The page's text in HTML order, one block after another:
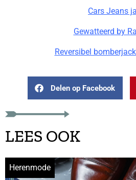
Cars Jeans
Gewatteerd by
Reversibel
Delen op Facebook
LEES OOK
Herenmode